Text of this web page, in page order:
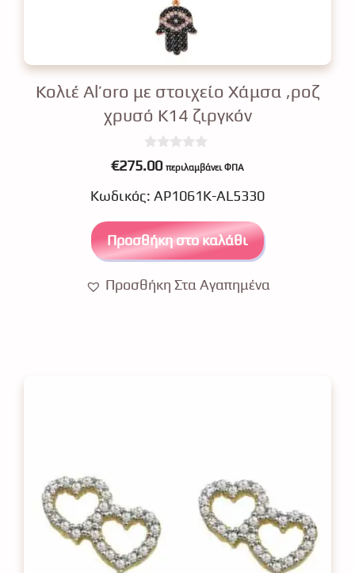
Κολιέ Αl’oro με στοιχείο Χάμσα ,ροζ
χρυσό Κ14 ζιργκόν
0
o
t
o
5
€275.00 περιλαμβάνει ΦΠΑ
Κωδικός: ΑΡ1061Κ-AL5330
Προσθήκη στο καλάθι
Προσθήκη Στα Αγαπημένα